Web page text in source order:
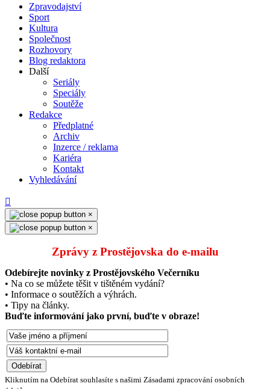
Zpravodajství
Sport
Kultura
Společnost
Rozhovory
Blog redaktora
Další
Seriály
Speciály
Soutěže
Redakce
Předplatné
Archiv
Inzerce / reklama
Kariéra
Kontakt
Vyhledávání
×
×
Zprávy z Prostějovska do e‑mailu
Odebírejte novinky z Prostějovského Večerníku
• Na co se můžete těšit v tištěném vydání?
• Informace o soutěžích a výhrách.
• Tipy na články.
Buďte informování jako první, buďte v obraze!
Kliknutím na Odebírat souhlasíte s našimi Zásadami zpracování osobních